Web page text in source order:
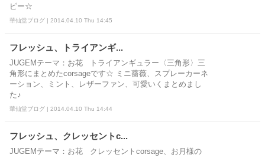
ピー☆
華仙堂ブログ | 2014.04.10 Thu 14:45
フレッシュ、トライアンギ...
JUGEMテーマ：お花 トライアンギュラー〈三角形〉三
角形にまとめたcorsageです☆ ミニ薔薇、スプレーカーネ
ーション、ミント、レザーファン、可愛いくまとめまし
た♪
華仙堂ブログ | 2014.04.10 Thu 14:44
フレッシュ、クレッセントc...
JUGEMテーマ：お花 クレッセントcorsage、お月様の